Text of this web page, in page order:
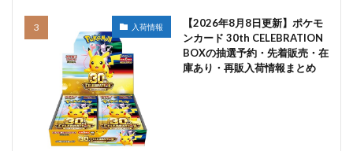
入荷情報
【2026年8月8日更新】ポケモ
ンカード 30th CELEBRATION
BOXの抽選予約・先着販売・在
庫あり・再販入荷情報まとめ